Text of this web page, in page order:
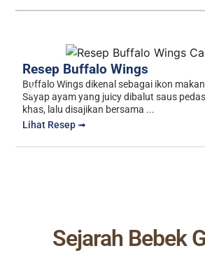
Resep Buffalo Wings
Buffalo Wings dikenal sebagai ikon
Sayap ayam yang juicy dibalut saus
khas, lalu disajikan bersama ...
Lihat Resep ➟
Sejarah Bebek